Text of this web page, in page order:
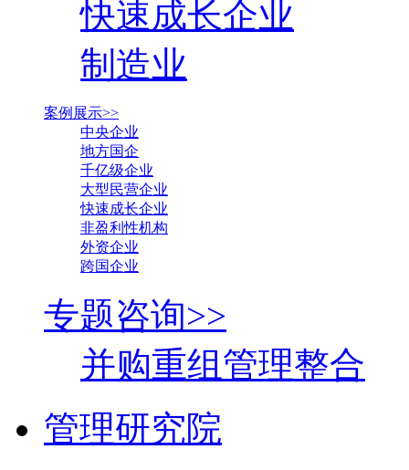
快速成长企业
制造业
案例展示>>
中央企业
地方国企
千亿级企业
大型民营企业
快速成长企业
非盈利性机构
外资企业
跨国企业
专题咨询>>
并购重组管理整合
管理研究院